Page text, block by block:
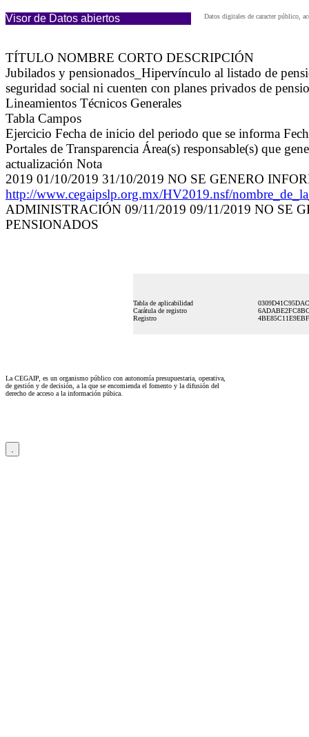
Visor de Datos abiertos Datos digitales de caracter público,
TÍTULO NOMBRE CORTO DESCRIPCIÓN
Jubilados y pensionados_Hipervínculo al listado de
seguridad social ni cuenten con planes privados de
Lineamientos Técnicos Generales
Tabla Campos
Ejercicio Fecha de inicio del periodo que se informa
Portales de Transparencia Área(s) responsable(s) que
actualización Nota
2019 01/10/2019 31/10/2019 NO SE GENERO
http://www.cegaipslp.org.mx/HV2019.nsf/
ADMINISTRACIÓN 09/11/2019 09/11/2019 NO SE
PENSIONADOS
Tabla de aplicabilidad
Carátula de registro
Registro
La CEGAIP, es un organismo público con autonomía presupuestaria, operativa,
de gestión y de decisión, a la que se encomienda el fomento y la difusión del
derecho de acceso a la información púbica.